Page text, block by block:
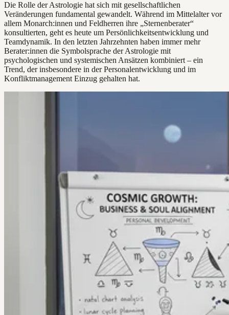
Die Rolle der Astrologie hat sich mit gesellschaftlichen
Veränderungen fundamental gewandelt. Während im Mittelalter vor
allem Monarch:innen und Feldherren ihre „Sternenberater“
konsultierten, geht es heute um Persönlichkeitsentwicklung und
Teamdynamik. In den letzten Jahrzehnten haben immer mehr
Berater:innen die Symbolsprache der Astrologie mit
psychologischen und systemischen Ansätzen kombiniert – ein
Trend, der insbesondere in der Personalentwicklung und im
Konfliktmanagement Einzug gehalten hat.